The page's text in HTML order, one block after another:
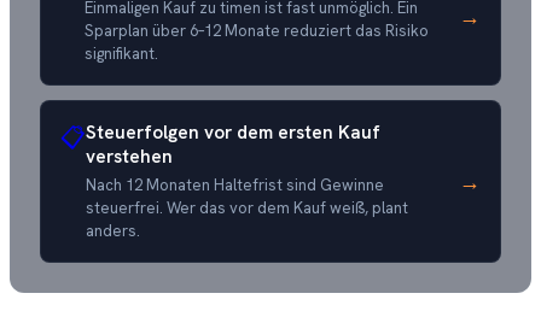
Einmaligen Kauf zu timen ist fast unmöglich. Ein
Sparplan über 6–12 Monate reduziert das Risiko
signifikant.
→
📋Steuerfolgen vor dem ersten Kauf
verstehen
Nach 12 Monaten Haltefrist sind Gewinne
steuerfrei. Wer das vor dem Kauf weiß, plant
anders.
→